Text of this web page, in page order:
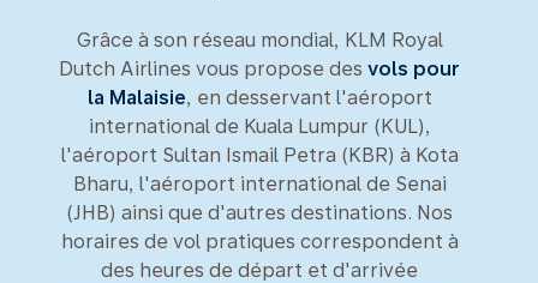
Grâce à son réseau mondial, KLM Royal
Dutch Airlines vous propose des vols pour
la Malaisie, en desservant l'aéroport
international de Kuala Lumpur (KUL),
l'aéroport Sultan Ismail Petra (KBR) à Kota
Bharu, l'aéroport international de Senai
(JHB) ainsi que d'autres destinations. Nos
horaires de vol pratiques correspondent à
des heures de départ et d'arrivée